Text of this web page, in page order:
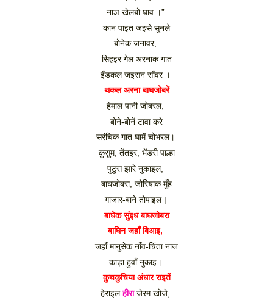
नाञ खेलबो घाव ।”
कान पाइत जइसे सुनले
बोनेक जनावर,
सिहइर गेल अरनाक गात
इँडकल जइसन साँवर ।
थकल अरना बाघजोबरें
हेमाल पानी जोबरल,
बोने-बोनें टावा करे
सरंचिक गात घामें चोभरल।
कुसुम, तेंतइर, भेंडरी पाल्हा
पुटुस झारे नुकाइल,
बाघजोबरा, जोरियाक मुँह
गाजार-बाने तोपाइल |
बाघेक सुंइध बाघजोबरा
बाघिन जहाँ बिआइ,
जहाँ मानुसेक नाँव-चिंता नाज
काड़ा हुवाँ नुकाइ।
कुचकुचिया अंधार राइतें
हेराइल हीरा जेरम खोजे,